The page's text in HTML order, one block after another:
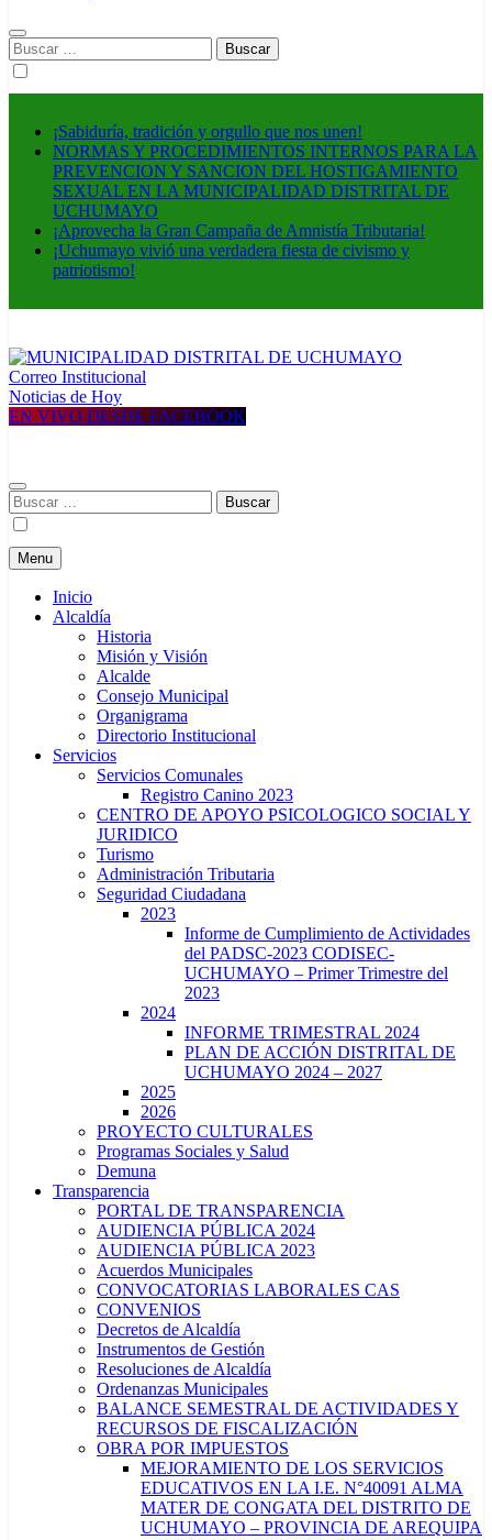
Buscar:
¡Sabiduría, tradición y orgullo que nos unen!
NORMAS Y PROCEDIMIENTOS INTERNOS PARA LA
PREVENCION Y SANCION DEL HOSTIGAMIENTO
SEXUAL EN LA MUNICIPALIDAD DISTRITAL DE
UCHUMAYO
¡Aprovecha la Gran Campaña de Amnistía Tributaria!
¡Uchumayo vivió una verdadera fiesta de civismo y
patriotismo!
MUNICIPALIDAD DISTRITAL DE UCHUMAYO
Construyendo una nueva Historia
Correo Institucional
Noticias de Hoy
EN VIVO DESDE FACEBOOK
Buscar:
Menu
Inicio
Alcaldía
Historia
Misión y Visión
Alcalde
Consejo Municipal
Organigrama
Directorio Institucional
Servicios
Servicios Comunales
Registro Canino 2023
CENTRO DE APOYO PSICOLOGICO SOCIAL Y
JURIDICO
Turismo
Administración Tributaria
Seguridad Ciudadana
2023
Informe de Cumplimiento de Actividades
del PADSC-2023 CODISEC-
UCHUMAYO – Primer Trimestre del
2023
2024
INFORME TRIMESTRAL 2024
PLAN DE ACCIÓN DISTRITAL DE
UCHUMAYO 2024 – 2027
2025
2026
PROYECTO CULTURALES
Programas Sociales y Salud
Demuna
Transparencia
PORTAL DE TRANSPARENCIA
AUDIENCIA PÚBLICA 2024
AUDIENCIA PÚBLICA 2023
Acuerdos Municipales
CONVOCATORIAS LABORALES CAS
CONVENIOS
Decretos de Alcaldía
Instrumentos de Gestión
Resoluciones de Alcaldía
Ordenanzas Municipales
BALANCE SEMESTRAL DE ACTIVIDADES Y
RECURSOS DE FISCALIZACIÓN
OBRA POR IMPUESTOS
MEJORAMIENTO DE LOS SERVICIOS
EDUCATIVOS EN LA I.E. N°40091 ALMA
MATER DE CONGATA DEL DISTRITO DE
UCHUMAYO – PROVINCIA DE AREQUIPA